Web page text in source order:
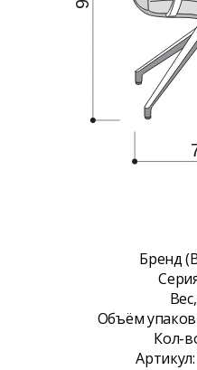
Бренд
Объём
Кол-
Артикул: